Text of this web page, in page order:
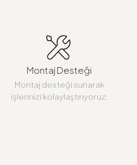
Montaj Desteği
Montaj desteği sunarak
işlerinizi kolaylaştırıyoruz.